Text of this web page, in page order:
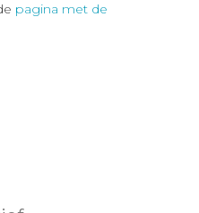
pagina met de